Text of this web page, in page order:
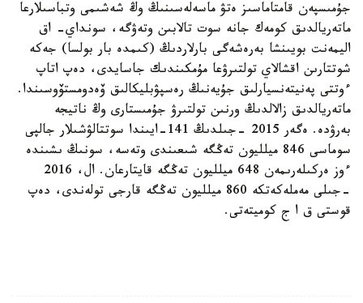
جۇمىسپەن قامتاماسىز ەتۋ ماسەلەسىنىڭ وڭ شەشىمى وتباسىلارعا
ماتەريالدىق كومەك جانە سوت تالابىن وتەۋگە، سونداي- اق
اليمەنت بويىنشا بەرەشەگى بارلاردىڭ (كىمدە بار بولسا) جەكە
شوتتارىن اقشالاي تولتىرۋعا مۇمكىندىك جاسايدى، دەپ اتاپ
ءوتتى پەنيتەنسيارلىق جۇيەنىڭ رەسپۋبليكالىق ۆەدومستۆوسىندا.
ماتەريالدىق زالالدىڭ ورنىن تولتىرۋ جۇمىستارى وڭ ناتيجە
بەرۋدە. ەگەر 2015 -جىلدىڭ 141-ايىندا سوتتالۋشىلار جالپى
سوماسى 846 ميلليون تەڭگە شىعىندى وتەسە، سونىڭ ىشىندە
ءوز ەركىلەرىمەن 648 ميلليون تەڭگە قايتارعان. ال، 2016
-جىلى مەملەكەتكە 860 ميلليون تەڭگە قارجى تولەندى، دەپ
قوستى ق ا ج كوميتەتى.